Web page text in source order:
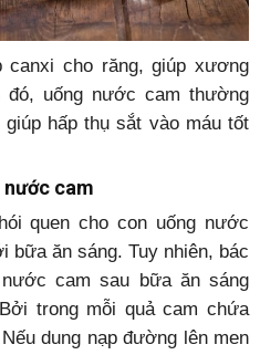
canxi cho răng, giúp xương
đó, uống nước cam thường
hấp thụ sắt vào máu tốt
nước cam
quen cho con uống nước
bữa ăn sáng. Tuy nhiên, bác
cam sau bữa ăn sáng
trong mỗi quả cam chứa
dung nạp đường lên men